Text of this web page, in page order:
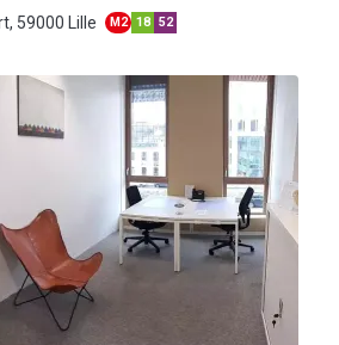
Boulevard de Belfort, 59000 Lille
M2 18 52